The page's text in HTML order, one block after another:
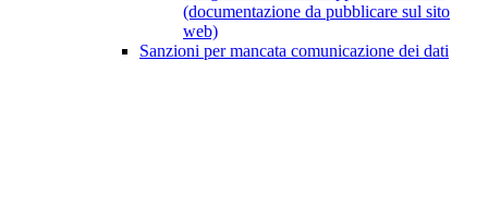
(documentazione da pubblicare sul sito
web)
Sanzioni per mancata comunicazione dei dati